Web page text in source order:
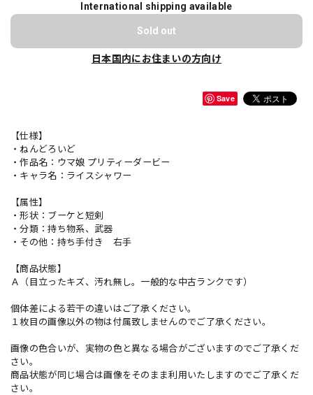
International shipping available
Sold out
日本国内にお住まいの方向け
Save
【仕様】
・ねんどろいど
・作品名：ウマ娘 プリティーダービー
・キャラ名：ライスシャワー
【属性】
・形状：ブーケと短剣
・分類：持ち物系、武器
・その他：持ち手付き 右手
【商品状態】
Ａ（目立ったキズ、汚れ無し。一般的な中古ランクです）
個体差による若干の違いはご了承ください。
１枚目の画像以外の物は付属致しませんのでご了承ください。
画像の色合いが、実物の色と異なる場合がございますのでご了承くだ
さい。
商品状態が同じ場合は画像をそのまま利用いたしますのでご了承くだ
さい。